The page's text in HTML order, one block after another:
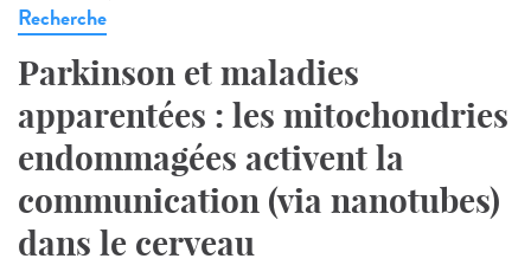
Recherche
Parkinson et maladies
apparentées : les mitochondries
endommagées activent la
communication (via nanotubes)
dans le cerveau